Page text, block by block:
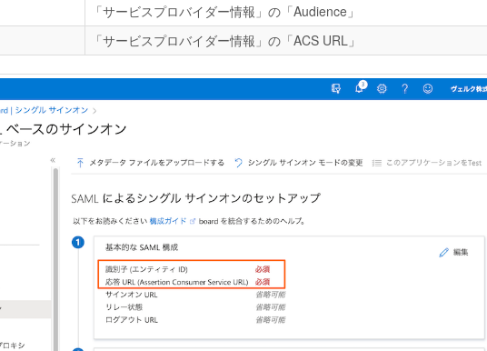
「サービスプロバイダー情報」の「Audience」
「サービスプロバイダー情報」の「ACS URL」